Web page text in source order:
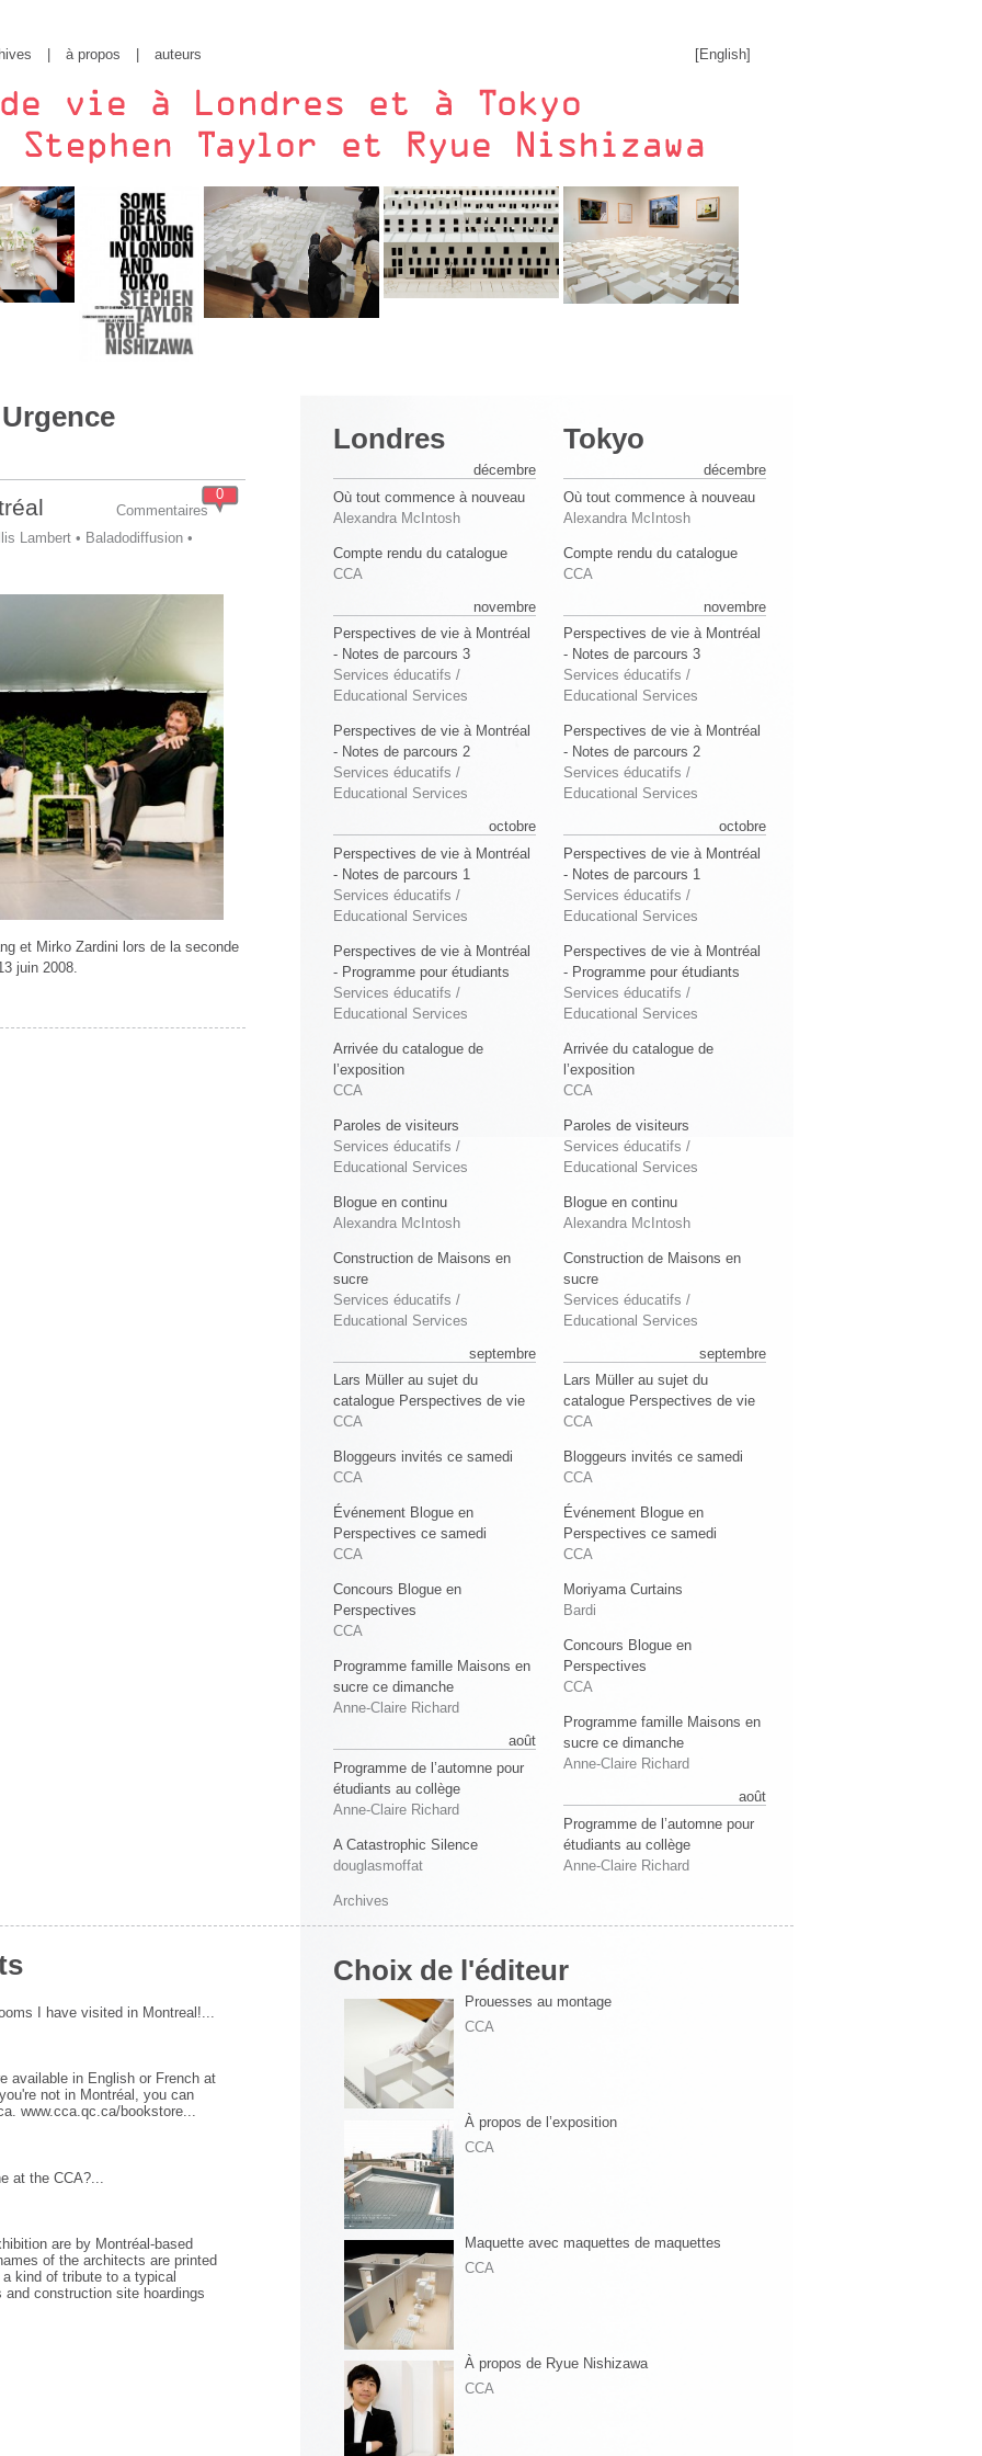
à propos auteurs [English]
0
Commentaires
Lambert • Baladodiffusion •
et Mirko Zardini lors de la seconde
juin 2008.
Tokyo
décembre
Où tout commence à nouveau
Alexandra McIntosh
Compte rendu du catalogue
CCA
novembre
Perspectives de vie à Montréal
- Notes de parcours 3
Services éducatifs /
Educational Services
Perspectives de vie à Montréal
- Notes de parcours 2
Services éducatifs /
Educational Services
octobre
Perspectives de vie à Montréal
- Notes de parcours 1
Services éducatifs /
Educational Services
Perspectives de vie à Montréal
- Programme pour étudiants
Services éducatifs /
Educational Services
Arrivée du catalogue de
l’exposition
CCA
Paroles de visiteurs
Services éducatifs /
Educational Services
Blogue en continu
Alexandra McIntosh
Construction de Maisons en
sucre
Services éducatifs /
Educational Services
septembre
Lars Müller au sujet du
catalogue Perspectives de vie
CCA
Bloggeurs invités ce samedi
CCA
Événement Blogue en
Perspectives ce samedi
CCA
Moriyama Curtains
Bardi
Concours Blogue en
Perspectives
CCA
Programme famille Maisons en
sucre ce dimanche
Anne-Claire Richard
août
Programme de l’automne pour
étudiants au collège
Anne-Claire Richard
Londres
décembre
Où tout commence à nouveau
Alexandra McIntosh
Compte rendu du catalogue
CCA
novembre
Perspectives de vie à Montréal
- Notes de parcours 3
Services éducatifs /
Educational Services
Perspectives de vie à Montréal
- Notes de parcours 2
Services éducatifs /
Educational Services
octobre
Perspectives de vie à Montréal
- Notes de parcours 1
Services éducatifs /
Educational Services
Perspectives de vie à Montréal
- Programme pour étudiants
Services éducatifs /
Educational Services
Arrivée du catalogue de
l’exposition
CCA
Paroles de visiteurs
Services éducatifs /
Educational Services
Blogue en continu
Alexandra McIntosh
Construction de Maisons en
sucre
Services éducatifs /
Educational Services
septembre
Lars Müller au sujet du
catalogue Perspectives de vie
CCA
Bloggeurs invités ce samedi
CCA
Événement Blogue en
Perspectives ce samedi
CCA
Concours Blogue en
Perspectives
CCA
Programme famille Maisons en
sucre ce dimanche
Anne-Claire Richard
août
Programme de l’automne pour
étudiants au collège
Anne-Claire Richard
A Catastrophic Silence
douglasmoffat
Archives
Choix de l'éditeur
Prouesses au montage
CCA
À propos de l’exposition
CCA
Maquette avec maquettes de maquettes
CCA
À propos de Ryue Nishizawa
CCA
I have visited in Montreal!...
available in English or French at
not in Montréal, you can
www.cca.qc.ca/bookstore...
at the CCA?...
are by Montréal-based
of the architects are printed
kind of tribute to a typical
construction site hoardings